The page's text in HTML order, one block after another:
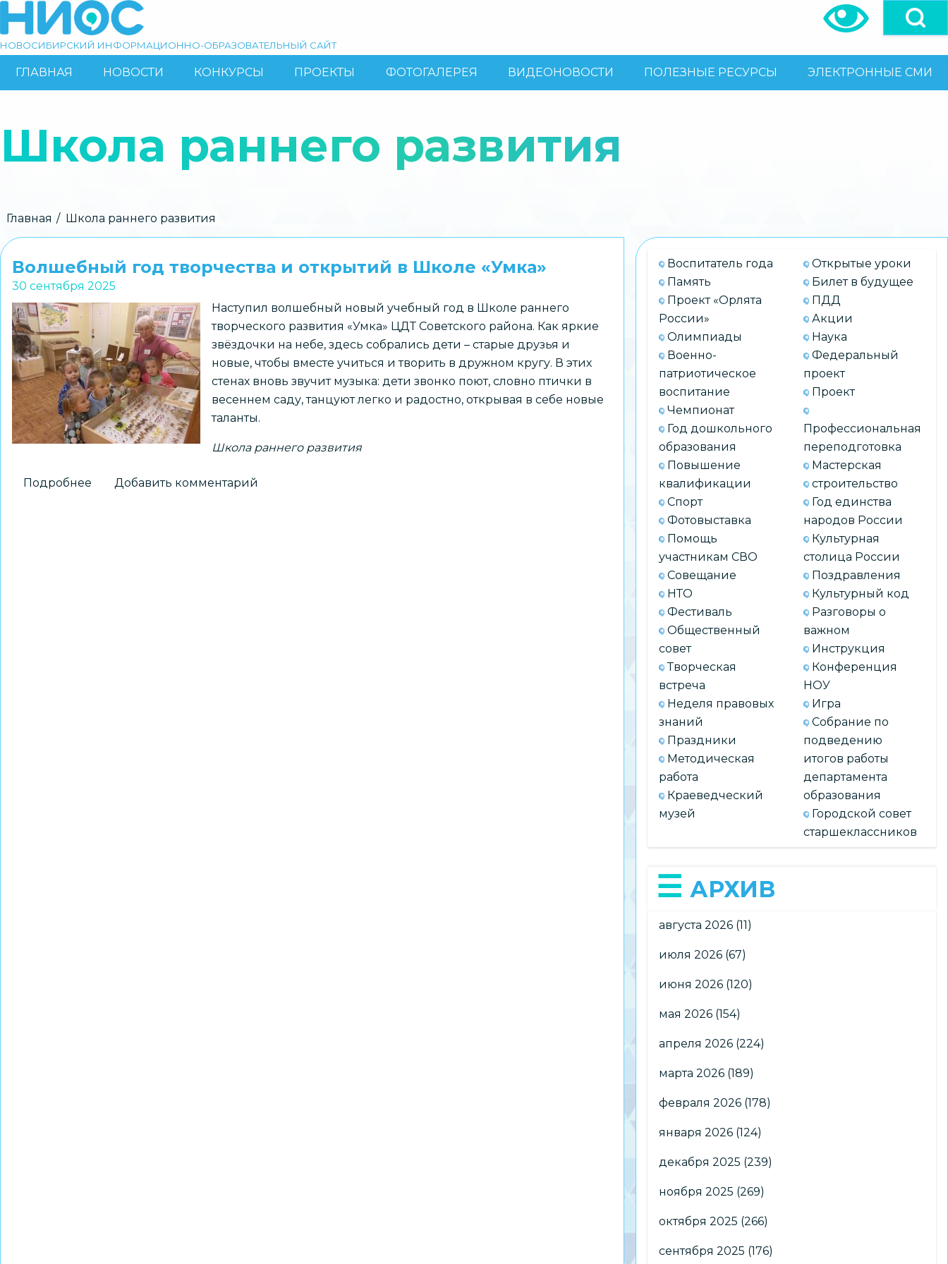
основному
Поиск
НОВОСИБИРСКИЙ ИНФОРМАЦИОННО-ОБРАЗОВАТЕЛЬНЫЙ САЙТ
ОСНОВНАЯ
ГЛАВНАЯ НОВОСТИ КОНКУРСЫ ПРОЕКТЫ ФОТОГАЛЕРЕЯ ВИДЕОНОВОСТИ ПОЛЕЗНЫЕ РЕСУРСЫ ЭЛЕКТРОННЫЕ СМИ
Школа раннего развития
Строка
навигации
Главная Школа раннего развития
Волшебный год творчества и открытий в Школе «Умка»
30 сентября 2025
Наступил волшебный новый учебный год в Школе раннего
творческого развития «Умка» ЦДТ Советского района. Как яркие
звёздочки на небе, здесь собрались дети – старые друзья и
новые, чтобы вместе учиться и творить в дружном кругу. В этих
стенах вновь звучит музыка: дети звонко поют, словно птички в
весеннем саду, танцуют легко и радостно, открывая в себе новые
таланты.
Школа раннего развития
Подробнее Добавить комментарий
Воспитатель года
Память
Проект «Орлята
России»
Олимпиады
Военно-
патриотическое
воспитание
Чемпионат
Год дошкольного
образования
Повышение
квалификации
Спорт
Фотовыставка
Помощь
участникам СВО
Совещание
НТО
Фестиваль
Общественный
совет
Творческая
встреча
Неделя правовых
знаний
Праздники
Методическая
работа
Краеведческий
музей
Открытые уроки
Билет в будущее
ПДД
Акции
Наука
Федеральный
проект
Проект
Профессиональная
переподготовка
Мастерская
строительство
Год единства
народов России
Культурная
столица России
Поздравления
Культурный код
Разговоры о
важном
Инструкция
Конференция
НОУ
Игра
Собрание по
подведению
итогов работы
департамента
образования
Городской совет
старшеклассников
АРХИВ
августа 2026 (11)
июля 2026 (67)
июня 2026 (120)
мая 2026 (154)
апреля 2026 (224)
марта 2026 (189)
февраля 2026 (178)
января 2026 (124)
декабря 2025 (239)
ноября 2025 (269)
октября 2025 (266)
сентября 2025 (176)